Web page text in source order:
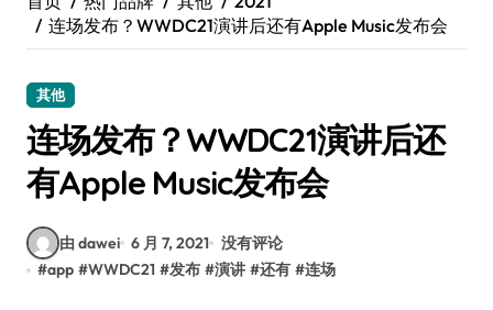
连场发布？WWDC21演讲后还有Apple Music发布会
其他
连场发布？WWDC21演讲后还
有Apple Music发布会
由 dawei 6 月 7, 2021 没有评论
#app #WWDC21 #发布 #演讲 #还有 #连场